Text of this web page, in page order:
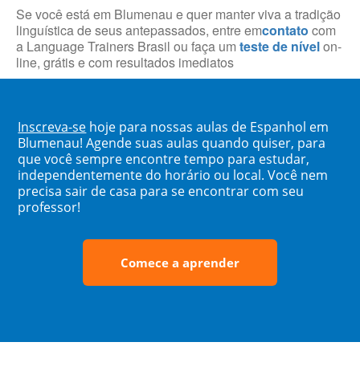
Se você está em Blumenau e quer manter viva a tradição
linguística de seus antepassados, entre emcontato com
a Language Trainers Brasil ou faça um teste de nívelon-
line, grátis e com resultados imediatos
Inscreva-se hoje para nossas aulas de Espanhol em
Blumenau! Agende suas aulas quando quiser, para
que você sempre encontre tempo para estudar,
independentemente do horário ou local. Você nem
precisa sair de casa para se encontrar com seu
professor!
Comece a aprender